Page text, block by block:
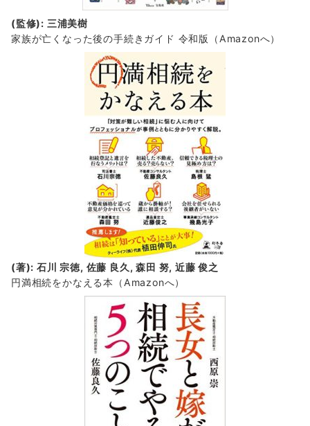
(監修): 三浦美樹
家族が亡くなった後の手続きガイド 令和版（Amazonへ）
(著): 石川 宗徳, 佐藤 良久, 森田 努, 近藤 俊之
円満相続をかなえる本（Amazonへ）